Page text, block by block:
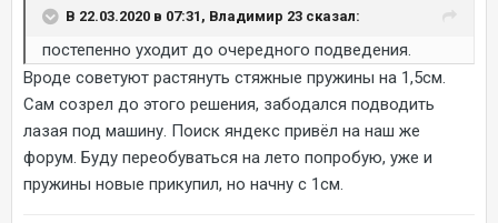
В 22.03.2020 в 07:31, Владимир 23 сказал:
постепенно уходит до очередного подведения.
Вроде советуют растянуть стяжные пружины на 1,5см.
Сам созрел до этого решения, забодался подводить
лазая под машину. Поиск яндекс привёл на наш же
форум. Буду переобуваться на лето попробую, уже и
пружины новые прикупил, но начну с 1см.